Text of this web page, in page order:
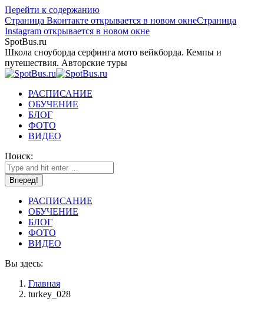
Перейти к содержанию
Страница Вконтакте открывается в новом окнеСтраница
Instagram открывается в новом окне
SpotBus.ru
Школа сноуборда серфинга мото вейкборда. Кемпы и
путешествия. Авторские туры
РАСПИСАНИЕ
ОБУЧЕНИЕ
БЛОГ
ФОТО
ВИДЕО
Поиск:
РАСПИСАНИЕ
ОБУЧЕНИЕ
БЛОГ
ФОТО
ВИДЕО
Вы здесь:
Главная
turkey_028